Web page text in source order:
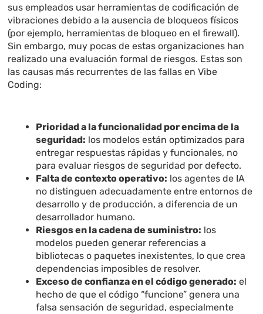
sus empleados usar herramientas de codificación de
vibraciones debido a la ausencia de bloqueos físicos
(por ejemplo, herramientas de bloqueo en el firewall).
Sin embargo, muy pocas de estas organizaciones han
realizado una evaluación formal de riesgos. Estas son
las causas más recurrentes de las fallas en Vibe
Coding:
Prioridad a la funcionalidad por encima de la
seguridad: los modelos están optimizados para
entregar respuestas rápidas y funcionales, no
para evaluar riesgos de seguridad por defecto.
Falta de contexto operativo: los agentes de IA
no distinguen adecuadamente entre entornos de
desarrollo y de producción, a diferencia de un
desarrollador humano.
Riesgos en la cadena de suministro: los
modelos pueden generar referencias a
bibliotecas o paquetes inexistentes, lo que crea
dependencias imposibles de resolver.
Exceso de confianza en el código generado: el
hecho de que el código “funcione” genera una
falsa sensación de seguridad, especialmente